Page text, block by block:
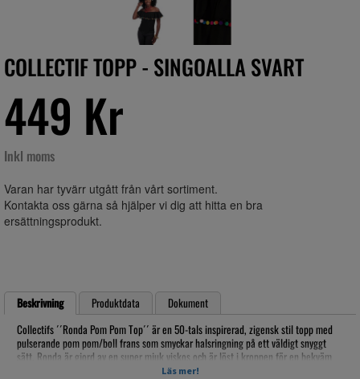
COLLECTIF TOPP - SINGOALLA SVART
449 Kr
Inkl moms
Varan har tyvärr utgått från vårt sortiment.
Kontakta oss gärna så hjälper vi dig att hitta en bra
ersättningsprodukt.
Beskrivning Produktdata
Dokument
Collectifs ´´Ronda Pom Pom Top´´ är en 50-tals inspirerad, zigensk stil topp med
pulserande pom pom/boll frans som smyckar halsringning på ett väldigt snyggt
sätt. Ronda är gjord av en super mjuk viskos och är löst i kroppen för en bekväm
topp. De breda elastiska halsringning kan bäras på eller nedanför axlarna för att
Läs mer!